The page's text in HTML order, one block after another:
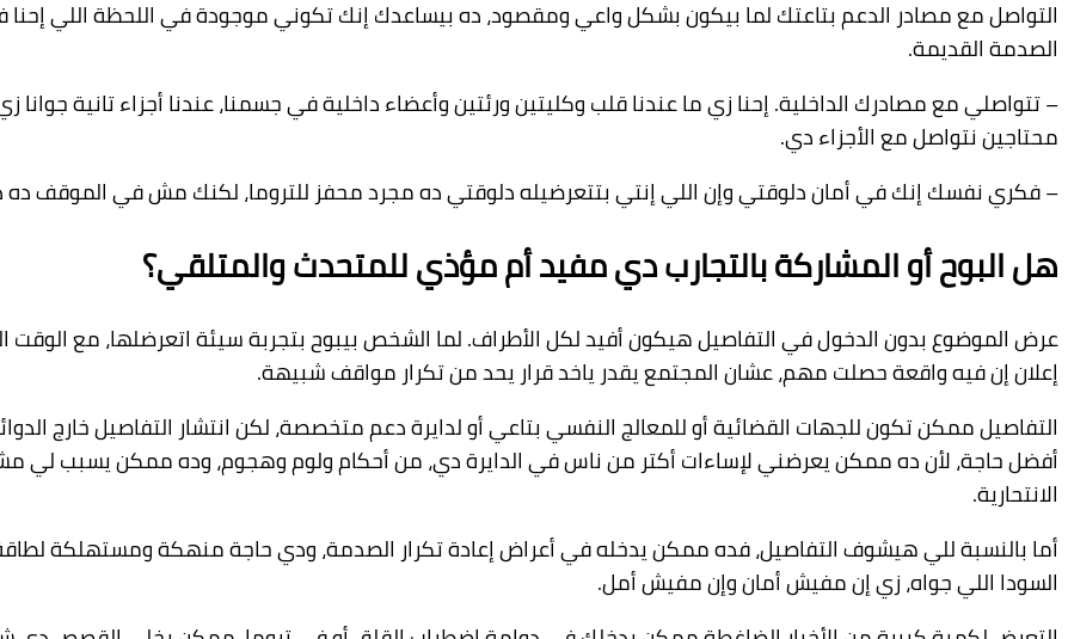
التواصل مع مصادر الدعم بتاعتك لما بيكون بشكل واعي ومقصود، ده بيساعدك إنك تكوني موجودة في اللحظة اللي
الصدمة القديمة.
– تتواصلي مع مصادرك الداخلية. إحنا زي ما عندنا قلب وكليتين ورئتين وأعضاء داخلية في جسمنا، عندنا أجزاء تانية جوانا زي
محتاجين نتواصل مع الأجزاء دي.
– فكري نفسك إنك في أمان دلوقتي وإن اللي إنتي بتتعرضيله دلوقتي ده مجرد محفز للتروما، لكنك مش في الموقف ده
هل البوح أو المشاركة بالتجارب دي مفيد أم مؤذي للمتحدث والمتلقي؟
عرض الموضوع بدون الدخول في التفاصيل هيكون أفيد لكل الأطراف. لما الشخص بيبوح بتجربة سيئة اتعرضلها، مع الوقت
إعلان إن فيه واقعة حصلت مهم، عشان المجتمع يقدر ياخد قرار يحد من تكرار مواقف شبيهة.
التفاصيل ممكن تكون للجهات القضائية أو للمعالج النفسي بتاعي أو لدايرة دعم متخصصة، لكن انتشار التفاصيل خارج
أفضل حاجة، لأن ده ممكن يعرضني لإساءات أكتر من ناس في الدايرة دي، من أحكام ولوم وهجوم، وده ممكن يسبب لي
الانتحارية.
أما بالنسبة للي هيشوف التفاصيل، فده ممكن يدخله في أعراض إعادة تكرار الصدمة، ودي حاجة منهكة ومستهلكة لطاقة
السودا اللي جواه، زي إن مفيش أمان وإن مفيش أمل.